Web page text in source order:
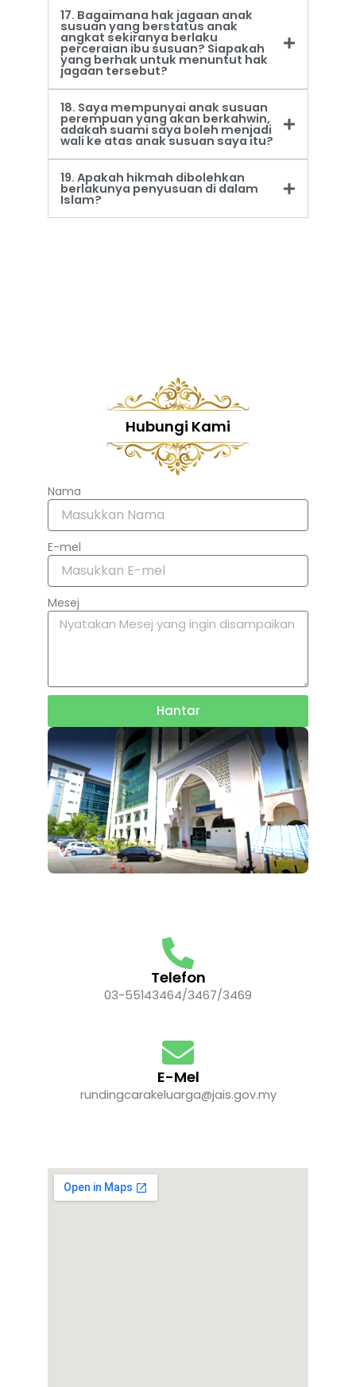
17. Bagaimana hak jagaan anak
susuan yang berstatus anak
angkat sekiranya berlaku
perceraian ibu susuan? Siapakah
yang berhak untuk menuntut hak
jagaan tersebut?
18. Saya mempunyai anak susuan
perempuan yang akan berkahwin,
adakah suami saya boleh menjadi
wali ke atas anak susuan saya itu?
19. Apakah hikmah dibolehkan
berlakunya penyusuan di dalam
Islam?
Hubungi Kami
Nama
E-mel
Mesej
Hantar
Telefon
03-55143464/3467/3469
E-Mel
rundingcarakeluarga@jais.gov.my